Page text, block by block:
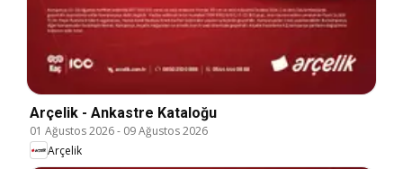
Arçelik - Ankastre Kataloğu
01 Ağustos 2026- 09 Ağustos 2026
Arçelik